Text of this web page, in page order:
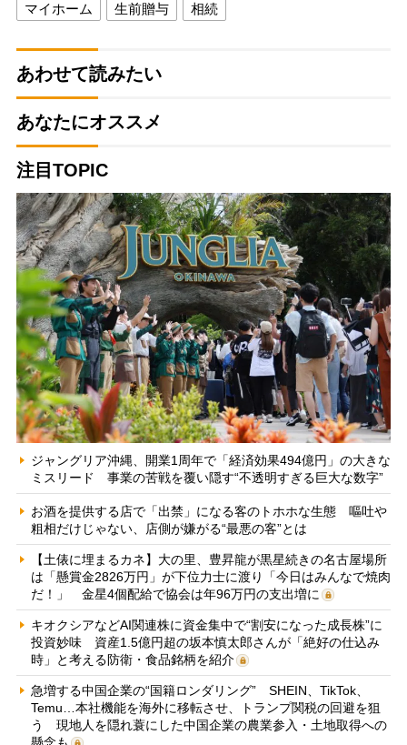
マイホーム 生前贈与 相続
あわせて読みたい
あなたにオススメ
注目TOPIC
ジャングリア沖縄、開業1周年で「経済効果494億円」の大きな
ミスリード 事業の苦戦を覆い隠す“不透明すぎる巨大な数字”
お酒を提供する店で「出禁」になる客のトホホな生態 嘔吐や
粗相だけじゃない、店側が嫌がる“最悪の客”とは
【土俵に埋まるカネ】大の里、豊昇龍が黒星続きの名古屋場所
は「懸賞金2826万円」が下位力士に渡り「今日はみんなで焼肉
だ！」 金星4個配給で協会は年96万円の支出増に
キオクシアなどAI関連株に資金集中で“割安になった成長株”に
投資妙味 資産1.5億円超の坂本慎太郎さんが「絶好の仕込み
時」と考える防衛・食品銘柄を紹介
急増する中国企業の“国籍ロンダリング” SHEIN、TikTok、
Temu…本社機能を海外に移転させ、トランプ関税の回避を狙
う 現地人を隠れ蓑にした中国企業の農業参入・土地取得への
懸念も